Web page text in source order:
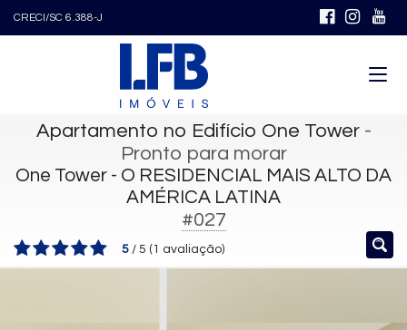
CRECI/SC 6.388-J
Apartamento no Edifício One Tower-
Pronto para morar
One Tower - O RESIDENCIAL MAIS ALTO DA
AMÉRICA LATINA
#027
5 / 5 ( 1 avaliação)